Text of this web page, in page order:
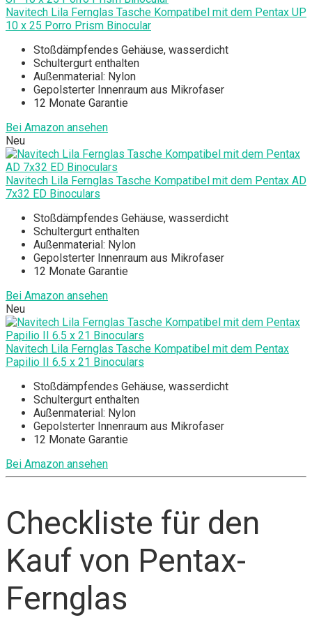
Navitech Lila Fernglas Tasche Kompatibel mit dem Pentax UP
10 x 25 Porro Prism Binocular
Stoßdämpfendes Gehäuse, wasserdicht
Schultergurt enthalten
Außenmaterial: Nylon
Gepolsterter Innenraum aus Mikrofaser
12 Monate Garantie
Bei Amazon ansehen
Neu
Navitech Lila Fernglas Tasche Kompatibel mit dem Pentax AD
7x32 ED Binoculars
Stoßdämpfendes Gehäuse, wasserdicht
Schultergurt enthalten
Außenmaterial: Nylon
Gepolsterter Innenraum aus Mikrofaser
12 Monate Garantie
Bei Amazon ansehen
Neu
Navitech Lila Fernglas Tasche Kompatibel mit dem Pentax
Papilio II 6.5 x 21 Binoculars
Stoßdämpfendes Gehäuse, wasserdicht
Schultergurt enthalten
Außenmaterial: Nylon
Gepolsterter Innenraum aus Mikrofaser
12 Monate Garantie
Bei Amazon ansehen
Checkliste für den
Kauf von Pentax-
Fernglas